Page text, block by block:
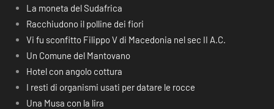
La moneta del Sudafrica
Racchiudono il polline dei fiori
Vi fu sconfitto Filippo V di Macedonia nel sec II A.C.
Un Comune del Mantovano
Hotel con angolo cottura
I resti di organismi usati per datare le rocce
Una Musa con la lira